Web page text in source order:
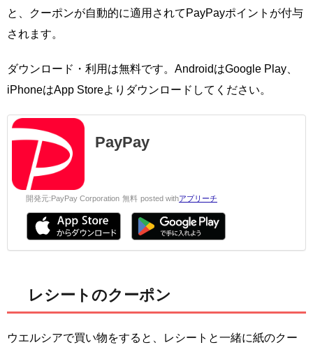
と、クーポンが自動的に適用されてPayPayポイントが付与
されます。
ダウンロード・利用は無料です。AndroidはGoogle Play、
iPhoneはApp Storeよりダウンロードしてください。
PayPay
開発元:PayPay Corporation 無料 posted withアプリーチ
レシートのクーポン
ウエルシアで買い物をすると、レシートと一緒に紙のクー